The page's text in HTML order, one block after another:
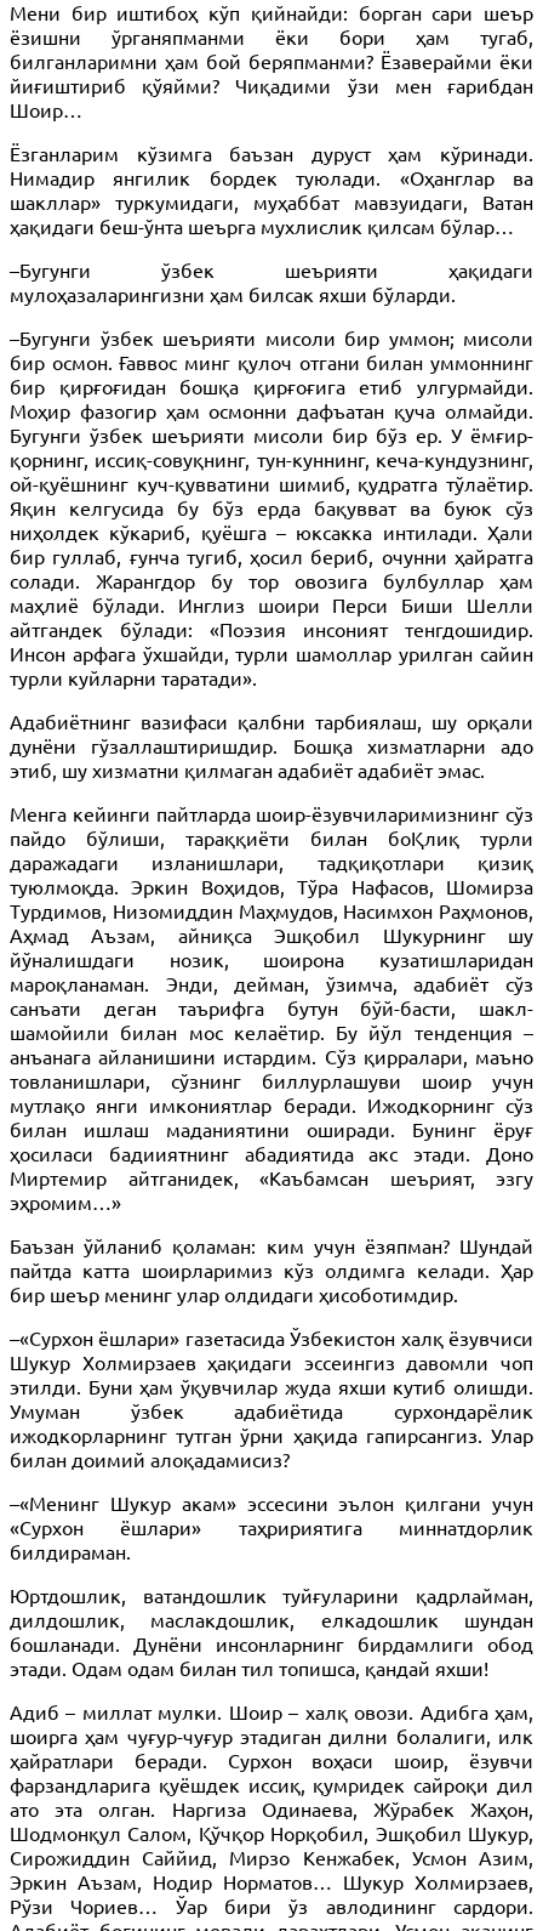
Мени бир иштибоҳ кўп қийнайди: борган сари шеър
ёзишни ўрганяпманми ёки бори ҳам тугаб,
билганларимни ҳам бой беряпманми? Ёзаверайми ёки
йиғиштириб қўяйми? Чиқадими ўзи мен ғарибдан
Шоир…
Ёзганларим кўзимга баъзан дуруст ҳам кўринади.
Нимадир янгилик бордек туюлади. «Оҳанглар ва
шакллар» туркумидаги, муҳаббат мавзуидаги, Ватан
ҳақидаги беш-ўнта шеърга мухлислик қилсам бўлар…
–Бугунги ўзбек шеърияти ҳақидаги
мулоҳазаларингизни ҳам билсак яхши бўларди.
–Бугунги ўзбек шеърияти мисоли бир уммон; мисоли
бир осмон. Ғаввос минг қулоч отгани билан уммоннинг
бир қирғоғидан бошқа қирғоғига етиб улгурмайди.
Моҳир фазогир ҳам осмонни дафъатан қуча олмайди.
Бугунги ўзбек шеърияти мисоли бир бўз ер. У ёмғир-
қорнинг, иссиқ-совуқнинг, тун-куннинг, кеча-кундузнинг,
ой-қуёшнинг куч-қувватини шимиб, қудратга тўлаётир.
Яқин келгусида бу бўз ерда бақувват ва буюк сўз
ниҳолдек кўкариб, қуёшга – юксакка интилади. Ҳали
бир гуллаб, ғунча тугиб, ҳосил бериб, очунни ҳайратга
солади. Жарангдор бу тор овозига булбуллар ҳам
маҳлиё бўлади. Инглиз шоири Перси Биши Шелли
айтгандек бўлади: «Поэзия инсоният тенгдошидир.
Инсон арфага ўхшайди, турли шамоллар урилган сайин
турли куйларни таратади».
Адабиётнинг вазифаси қалбни тарбиялаш, шу орқали
дунёни гўзаллаштиришдир. Бошқа хизматларни адо
этиб, шу хизматни қилмаган адабиёт адабиёт эмас.
Менга кейинги пайтларда шоир-ёзувчиларимизнинг сўз
пайдо бўлиши, тараққиёти билан боҚлиқ турли
даражадаги изланишлари, тадқиқотлари қизиқ
туюлмоқда. Эркин Воҳидов, Тўра Нафасов, Шомирза
Турдимов, Низомиддин Маҳмудов, Насимхон Раҳмонов,
Аҳмад Аъзам, айниқса Эшқобил Шукурнинг шу
йўналишдаги нозик, шоирона кузатишларидан
мароқланаман. Энди, дейман, ўзимча, адабиёт сўз
санъати деган таърифга бутун бўй-басти, шакл-
шамойили билан мос келаётир. Бу йўл тенденция –
анъанага айланишини истардим. Сўз қирралари, маъно
товланишлари, сўзнинг биллурлашуви шоир учун
мутлақо янги имкониятлар беради. Ижодкорнинг сўз
билан ишлаш маданиятини оширади. Бунинг ёруғ
ҳосиласи бадииятнинг абадиятида акс этади. Доно
Миртемир айтганидек, «Каъбамсан шеърият, эзгу
эҳромим…»
Баъзан ўйланиб қоламан: ким учун ёзяпман? Шундай
пайтда катта шоирларимиз кўз олдимга келади. Ҳар
бир шеър менинг улар олдидаги ҳисоботимдир.
–«Сурхон ёшлари» газетасида Ўзбекистон халқ ёзувчиси
Шукур Холмирзаев ҳақидаги эссеингиз давомли чоп
этилди. Буни ҳам ўқувчилар жуда яхши кутиб олишди.
Умуман ўзбек адабиётида сурхондарёлик
ижодкорларнинг тутган ўрни ҳақида гапирсангиз. Улар
билан доимий алоқадамисиз?
–«Менинг Шукур акам» эссесини эълон қилгани учун
«Сурхон ёшлари» таҳририятига миннатдорлик
билдираман.
Юртдошлик, ватандошлик туйғуларини қадрлайман,
дилдошлик, маслакдошлик, елкадошлик шундан
бошланади. Дунёни инсонларнинг бирдамлиги обод
этади. Одам одам билан тил топишса, қандай яхши!
Адиб – миллат мулки. Шоир – халқ овози. Адибга ҳам,
шоирга ҳам чуғур-чуғур этадиган дилни болалиги, илк
ҳайратлари беради. Сурхон воҳаси шоир, ёзувчи
фарзандларига қуёшдек иссиқ, қумридек сайроқи дил
ато эта олган. Наргиза Одинаева, Жўрабек Жаҳон,
Шодмонқул Салом, Қўчқор Норқобил, Эшқобил Шукур,
Сирожиддин Саййид, Мирзо Кенжабек, Усмон Азим,
Эркин Аъзам, Нодир Норматов… Шукур Холмирзаев,
Рўзи Чориев… Ўар бири ўз авлодининг сардори.